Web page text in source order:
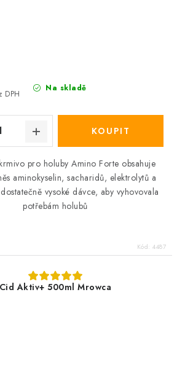
Na skladě
DPH
pro holuby Amino Forte obsahuje
aminokyselin, sacharidů, elektrolytů a
vysoké dávce, aby vyhovovala
potřebám holubů
Kód: 4487
Cid Aktiv+ 500ml Mrowca